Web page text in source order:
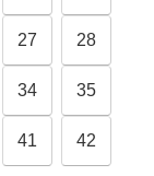
27 28
34 35
41 42